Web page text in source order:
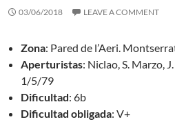
03/06/2018 LEAVE A COMMENT
Zona: Pared de l’Aeri.
Aperturistas: Niclao, S. Marzo,
1/5/79
Dificultad: 6b
Dificultad obligada: V+